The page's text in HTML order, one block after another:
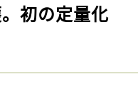
初の定量化